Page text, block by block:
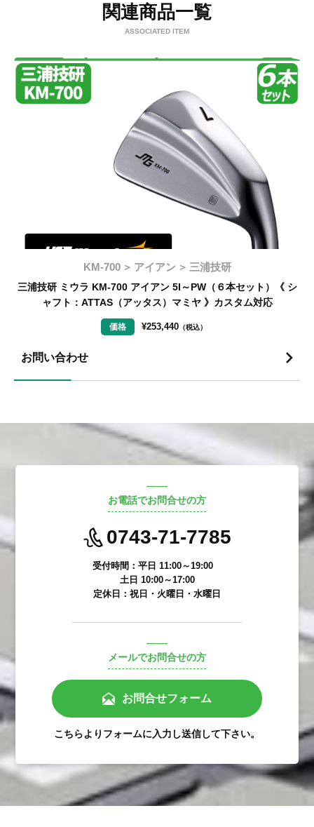
関連商品一覧
ASSOCIATED ITEM
KM-700 アイアン 三浦技研
三浦技研 ミウラ KM-700 アイアン 5I～PW（６本セット）《 シ
ャフト：ATTAS（アッタス）マミヤ 》カスタム対応
価格 ¥253,440（税込）
お問い合わせ
お電話でお問合せの方
0743-71-7785
受付時間：平日 11:00～19:00
土日 10:00～17:00
定休日：祝日・火曜日・水曜日
メールでお問合せの方
お問合せフォーム
こちらよりフォームに入力し送信して下さい。